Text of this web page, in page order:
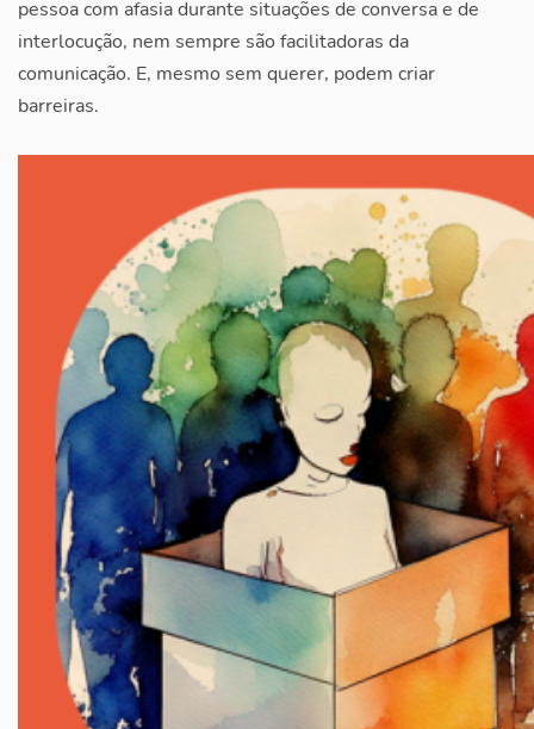
pessoa com afasia durante situações de conversa e de
interlocução, nem sempre são facilitadoras da
comunicação. E, mesmo sem querer, podem criar
barreiras.